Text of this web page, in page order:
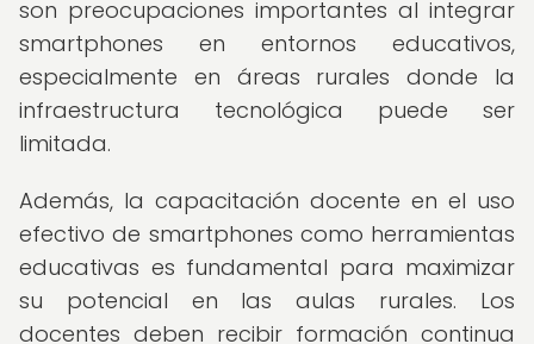
son preocupaciones importantes al integrar
smartphones en entornos educativos,
especialmente en áreas rurales donde la
infraestructura tecnológica puede ser
limitada.
Además, la capacitación docente en el uso
efectivo de smartphones como herramientas
educativas es fundamental para maximizar
su potencial en las aulas rurales. Los
docentes deben recibir formación continua